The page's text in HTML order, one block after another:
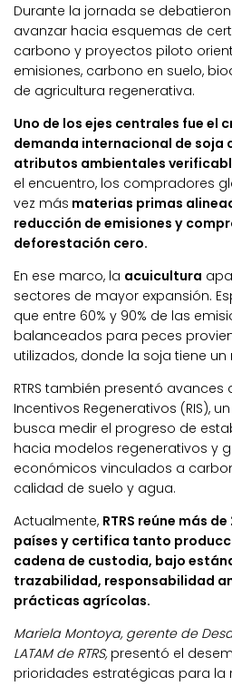
Durante la jornada se
avanzar hacia esquemas de
carbono y proyectos piloto
emisiones, carbono en suelo,
de agricultura regenerativa.
Uno de los ejes centrales fue el
demanda internacional de soja
atributos ambientales
el encuentro, los compradores
vez más materias primas
reducción de emisiones y
deforestación cero.
En ese marco, la acuicultura
sectores de mayor expansión.
que entre 60% y 90% de las
balanceados para peces
utilizados, donde la soja tiene un
RTRS también presentó avances
Incentivos Regenerativos (RIS),
busca medir el progreso de
hacia modelos regenerativos y
económicos vinculados a
calidad de suelo y agua.
Actualmente, RTRS reúne más
países y certifica tanto
cadena de custodia, bajo
trazabilidad, responsabilidad
prácticas agrícolas.
Mariela Montoya, gerente de
LATAM de RTRS,presentó el
prioridades estratégicas para la